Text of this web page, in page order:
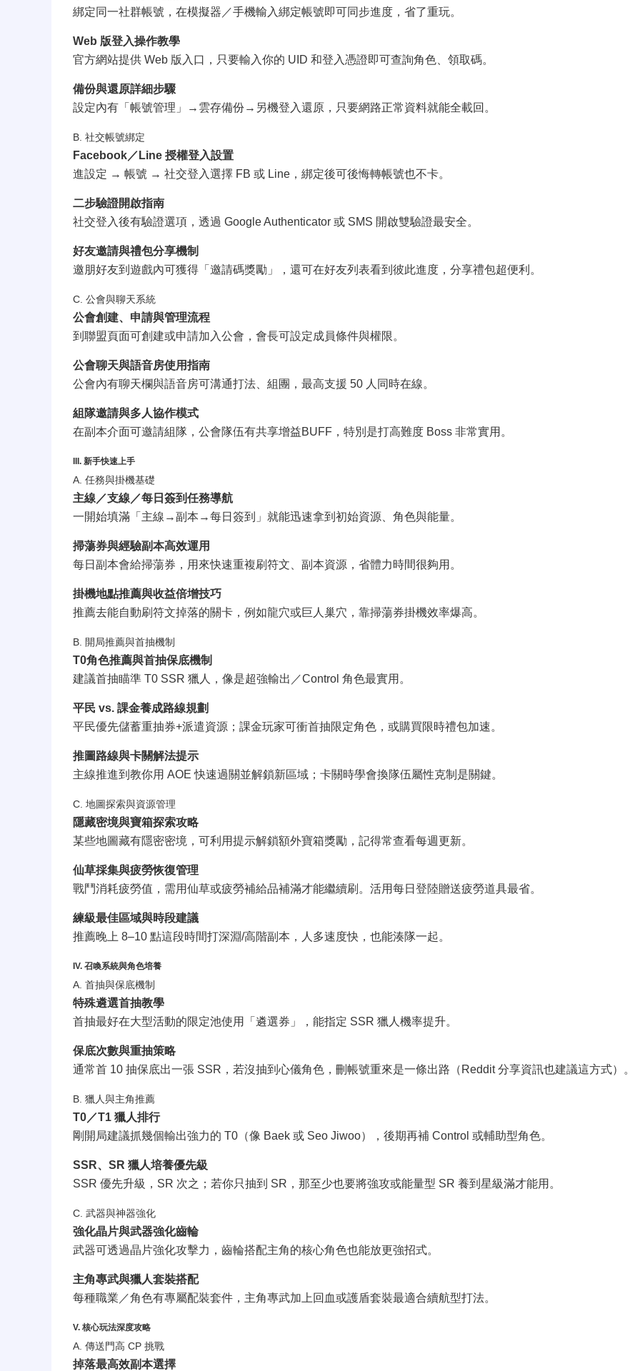
綁定同一社群帳號，在模擬器／手機輸入綁定帳號即可同步進度，省了重玩。
Web 版登入操作教學
官方網站提供 Web 版入口，只要輸入你的 UID 和登入憑證即可查詢角色、領取碼。
備份與還原詳細步驟
設定內有「帳號管理」→雲存備份→另機登入還原，只要網路正常資料就能全載回。
B. 社交帳號綁定
Facebook／Line 授權登入設置
進設定 → 帳號 → 社交登入選擇 FB 或 Line，綁定後可後悔轉帳號也不卡。
二步驗證開啟指南
社交登入後有驗證選項，透過 Google Authenticator 或 SMS 開啟雙驗證最安全。
好友邀請與禮包分享機制
邀朋好友到遊戲內可獲得「邀請碼獎勵」，還可在好友列表看到彼此進度，分享禮包超便利。
C. 公會與聊天系統
公會創建、申請與管理流程
到聯盟頁面可創建或申請加入公會，會長可設定成員條件與權限。
公會聊天與語音房使用指南
公會內有聊天欄與語音房可溝通打法、組團，最高支援 50 人同時在線。
組隊邀請與多人協作模式
在副本介面可邀請組隊，公會隊伍有共享增益BUFF，特別是打高難度 Boss 非常實用。
III. 新手快速上手
A. 任務與掛機基礎
主線／支線／每日簽到任務導航
一開始填滿「主線→副本→每日簽到」就能迅速拿到初始資源、角色與能量。
掃蕩券與經驗副本高效運用
每日副本會給掃蕩券，用來快速重複刷符文、副本資源，省體力時間很夠用。
掛機地點推薦與收益倍增技巧
推薦去能自動刷符文掉落的關卡，例如龍穴或巨人巢穴，靠掃蕩券掛機效率爆高。
B. 開局推薦與首抽機制
T0角色推薦與首抽保底機制
建議首抽瞄準 T0 SSR 獵人，像是超強輸出／Control 角色最實用。
平民 vs. 課金養成路線規劃
平民優先儲蓄重抽券+派遣資源；課金玩家可衝首抽限定角色，或購買限時禮包加速。
推圖路線與卡關解法提示
主線推進到教你用 AOE 快速過關並解鎖新區域；卡關時學會換隊伍屬性克制是關鍵。
C. 地圖探索與資源管理
隱藏密境與寶箱探索攻略
某些地圖藏有隱密密境，可利用提示解鎖額外寶箱獎勵，記得常查看每週更新。
仙草採集與疲勞恢復管理
戰鬥消耗疲勞值，需用仙草或疲勞補給品補滿才能繼續刷。活用每日登陸贈送疲勞道具最省。
練級最佳區域與時段建議
推薦晚上 8–10 點這段時間打深淵/高階副本，人多速度快，也能湊隊一起。
IV. 召喚系統與角色培養
A. 首抽與保底機制
特殊遴選首抽教學
首抽最好在大型活動的限定池使用「遴選券」，能指定 SSR 獵人機率提升。
保底次數與重抽策略
通常首 10 抽保底出一張 SSR，若沒抽到心儀角色，刪帳號重來是一條出路（Reddit 分享資訊也建議這方式）。
B. 獵人與主角推薦
T0／T1 獵人排行
剛開局建議抓幾個輸出強力的 T0（像 Baek 或 Seo Jiwoo），後期再補 Control 或輔助型角色。
SSR、SR 獵人培養優先級
SSR 優先升級，SR 次之；若你只抽到 SR，那至少也要將強攻或能量型 SR 養到星級滿才能用。
C. 武器與神器強化
強化晶片與武器強化齒輪
武器可透過晶片強化攻擊力，齒輪搭配主角的核心角色也能放更強招式。
主角專武與獵人套裝搭配
每種職業／角色有專屬配裝套件，主角專武加上回血或護盾套裝最適合續航型打法。
V. 核心玩法深度攻略
A. 傳送門高 CP 挑戰
掉落最高效副本選擇